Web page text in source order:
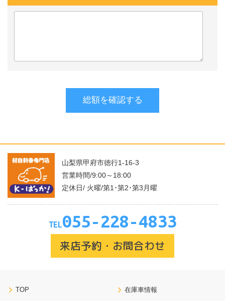
山梨県甲府市徳行1-16-3
営業時間/9:00～18:00
定休日/ 火曜/第1･第2･第3月曜
TEL055-228-4833
来店予約・お問合わせ
TOP 在庫車情報